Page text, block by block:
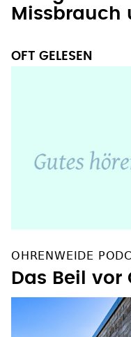
Missbrauch
OFT GELESEN
OHRENWEIDE
Das Beil vor